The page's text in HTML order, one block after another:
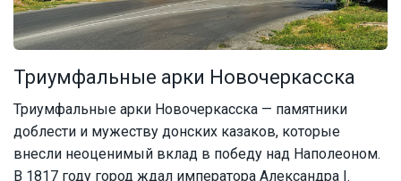
Триумфальные арки Новочеркасска
Триумфальные арки Новочеркасска — памятники
доблести и мужеству донских казаков, которые
внесли неоценимый вклад в победу над Наполеоном.
В 1817 году город ждал императора Александра I.